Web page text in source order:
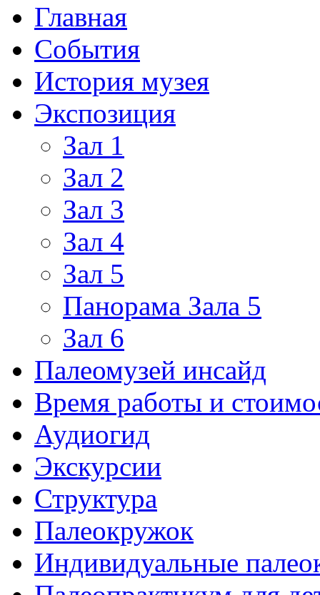
Главная
События
История музея
Экспозиция
Зал 1
Зал 2
Зал 3
Зал 4
Зал 5
Панорама Зала 5
Зал 6
Палеомузей инсайд
Время работы и
Аудиогид
Экскурсии
Структура
Палеокружок
Индивидуальные